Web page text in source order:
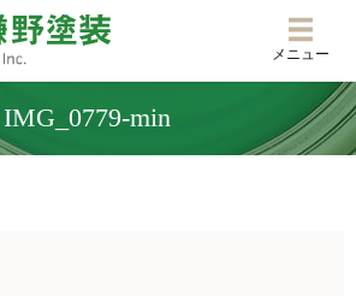
メニ
メニュー
IMG_0779-min